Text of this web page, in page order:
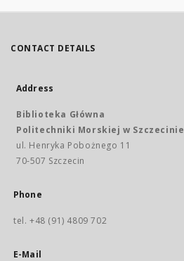
CONTACT DETAILS
Address
Biblioteka Główna
Politechniki Morskiej w Szczecinie
ul. Henryka Pobożnego 11
70-507 Szczecin
Phone
tel. +48 (91) 4809 702
E-Mail